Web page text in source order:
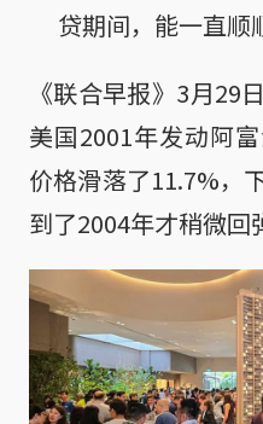
贷期间，能一直顺
《联合早报》3月29
美国2001年发动阿
价格滑落了11.7%，
到了2004年才稍微回